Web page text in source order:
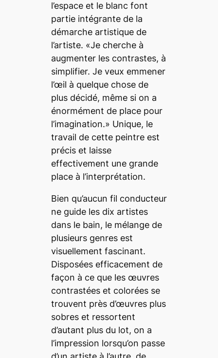
l’espace et le blanc font
partie intégrante de la
démarche artistique de
l’artiste. «Je cherche à
augmenter les contrastes, à
simplifier. Je veux emmener
l’œil à quelque chose de
plus décidé, même si on a
énormément de place pour
l’imagination.» Unique, le
travail de cette peintre est
précis et laisse
effectivement une grande
place à l’interprétation.
Bien qu’aucun fil conducteur
ne guide les dix artistes
dans le bain, le mélange de
plusieurs genres est
visuellement fascinant.
Disposées efficacement de
façon à ce que les œuvres
contrastées et colorées se
trouvent près d’œuvres plus
sobres et ressortent
d’autant plus du lot, on a
l’impression lorsqu’on passe